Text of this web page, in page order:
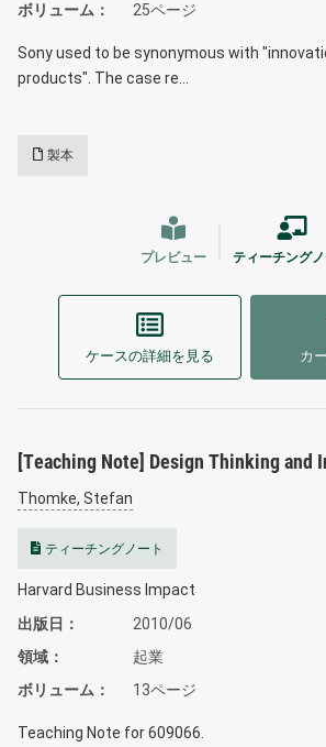
ボリューム
25ページ
Sony used to be synonymous with
products". The case re…
製本
プレビュー ティーチングノ
ケースの詳細を見る カ
[Teaching Note] Design Thinking and
Thomke, Stefan
ティーチングノート
Harvard Business Impact
出版日
2010/06
領域
起業
ボリューム
13ページ
Teaching Note for 609066.